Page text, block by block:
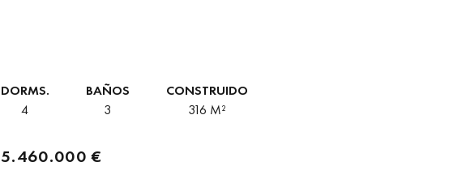
DORMS.
4
BAÑOS
3
CONSTRUIDO
316 M²
5.460.000 €